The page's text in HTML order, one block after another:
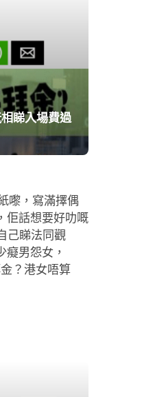
睇入場費過
嚟，寫滿擇偶
佢話想要好叻嘅
己睇法同觀
癡男怨女，
？港女唔算